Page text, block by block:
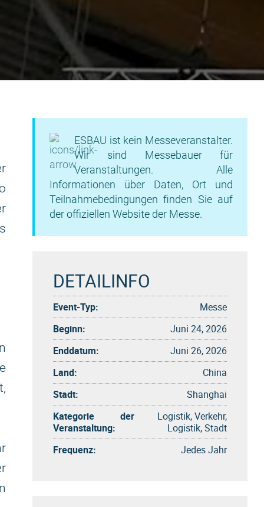
ESBAU ist kein Messeveranstalter.
Wir sind Messebauer für
Veranstaltungen. Alle
Informationen über Daten, Ort und
Teilnahmebedingungen finden Sie auf
der offiziellen Website der Messe.
DETAILINFO
Event-Typ:
Messe
Beginn:
Juni 24, 2026
Enddatum:
Juni 26, 2026
Land:
China
Stadt:
Shanghai
Kategorie der
Veranstaltung:
Logistik, Verkehr,
Logistik, Stadt
Frequenz:
Jedes Jahr